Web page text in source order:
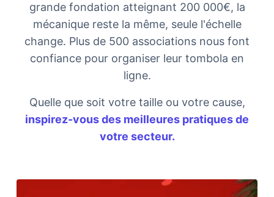
grande fondation atteignant 200 000€, la
mécanique reste la même, seule l'échelle
change. Plus de 500 associations nous font
confiance pour organiser leur tombola en
ligne.
Quelle que soit votre taille ou votre cause,
inspirez-vous des meilleures pratiques de
votre secteur.